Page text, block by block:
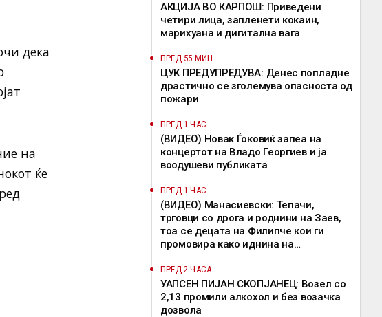
дека
на
ќе
АКЦИЈА ВО КАРПОШ: Приведени
четири лица, запленети кокаин,
марихуана и дигитална вага
ПРЕД 55 МИН.
ЦУК ПРЕДУПРЕДУВА: Денес попладне
драстично се зголемува опасноста од
пожари
ПРЕД 1 ЧАС
(ВИДЕО) Новак Ѓоковиќ запеа на
концертот на Владo Георгиев и ја
воодушеви публиката
ПРЕД 1 ЧАС
(ВИДЕО) Манасиевски: Тепачи,
трговци со дрога и роднини на Заев,
тоа се децата на Филипче кои ги
промoвира како иднина на
ПРЕД 2 ЧАСА
УАПСЕН ПИЈАН СКОПЈАНЕЦ: Возел со
2,13 промили алкохол и без возачка
дозвола